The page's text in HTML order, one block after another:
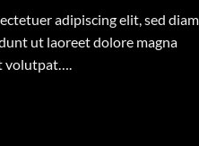
adipiscing elit, sed diam
ut laoreet dolore magna